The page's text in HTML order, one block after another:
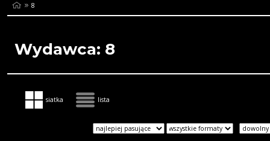
8
Wydawca: 8
siatka lista